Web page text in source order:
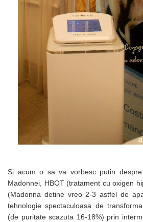
Si acum o sa va vorbesc putin
Madonnei, HBOT (tratament cu oxigen
(Madonna detine vreo 2-3 astfel de
tehnologie spectaculoasa de
(de puritate scazuta 16-18%) prin